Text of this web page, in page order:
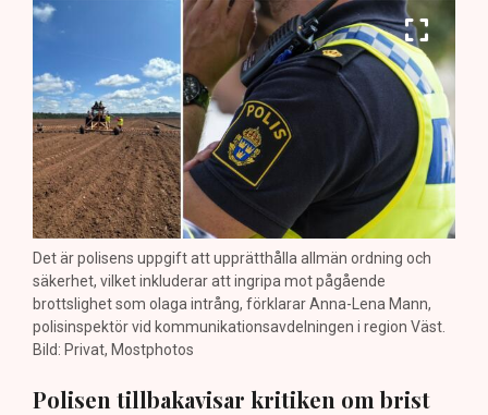
Det är polisens uppgift att upprätthålla allmän ordning och
säkerhet, vilket inkluderar att ingripa mot pågående
brottslighet som olaga intrång, förklarar Anna-Lena Mann,
polisinspektör vid kommunikationsavdelningen i region Väst.
Bild: Privat, Mostphotos
Polisen tillbakavisar kritiken om brist